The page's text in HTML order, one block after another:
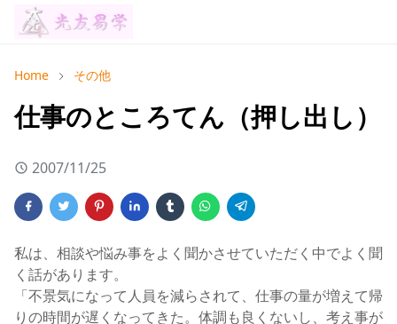
Home その他
仕事のところてん（押し出し）
2007/11/25
私は、相談や悩み事をよく聞かさせていただく中でよく聞
く話があります。
「不景気になって人員を減らされて、仕事の量が増えて帰
りの時間が遅くなってきた。体調も良くないし、考え事が